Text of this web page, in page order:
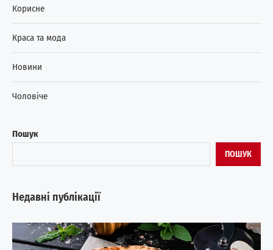
Пошук
ПОШУК
Недавні публікації
Корисне
Краса та мода
Новини
Чоловіче